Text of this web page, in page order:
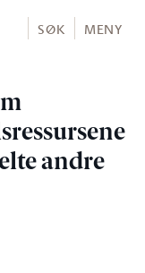
SØK MENY
andre